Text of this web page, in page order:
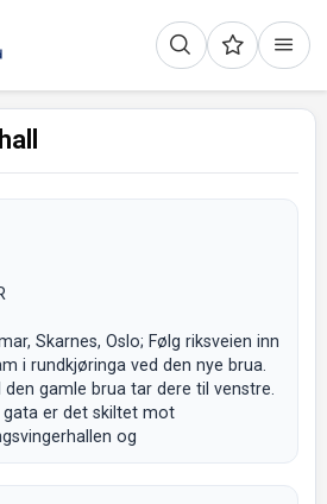
Skarnes, Oslo; Følg riksveien inn
i rundkjøringa ved den nye brua.
gamle brua tar dere til venstre.
er det skiltet mot
og